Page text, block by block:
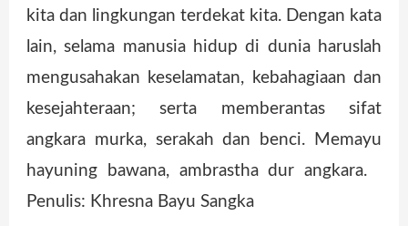
kita dan lingkungan terdekat kita. Dengan kata
lain, selama manusia hidup di dunia haruslah
mengusahakan keselamatan, kebahagiaan dan
kesejahteraan; serta memberantas sifat
angkara murka, serakah dan benci. Memayu
hayuning bawana, ambrastha dur angkara.
Penulis: Khresna Bayu Sangka